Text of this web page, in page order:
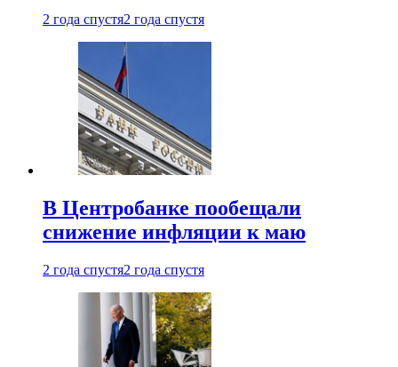
2 года спустя2 года спустя
В Центробанке пообещали
снижение инфляции к маю
2 года спустя2 года спустя